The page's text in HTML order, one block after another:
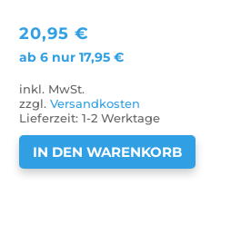
20,95€
ab 6 nur17,95€
inkl. MwSt.
zzgl.Versandkosten
Lieferzeit:1-2 Werktage
IN DEN WARENKORB